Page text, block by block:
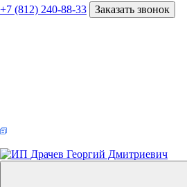
+7 (812) 240-88-33 Заказать звонок